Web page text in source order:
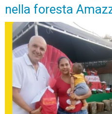
nella foresta